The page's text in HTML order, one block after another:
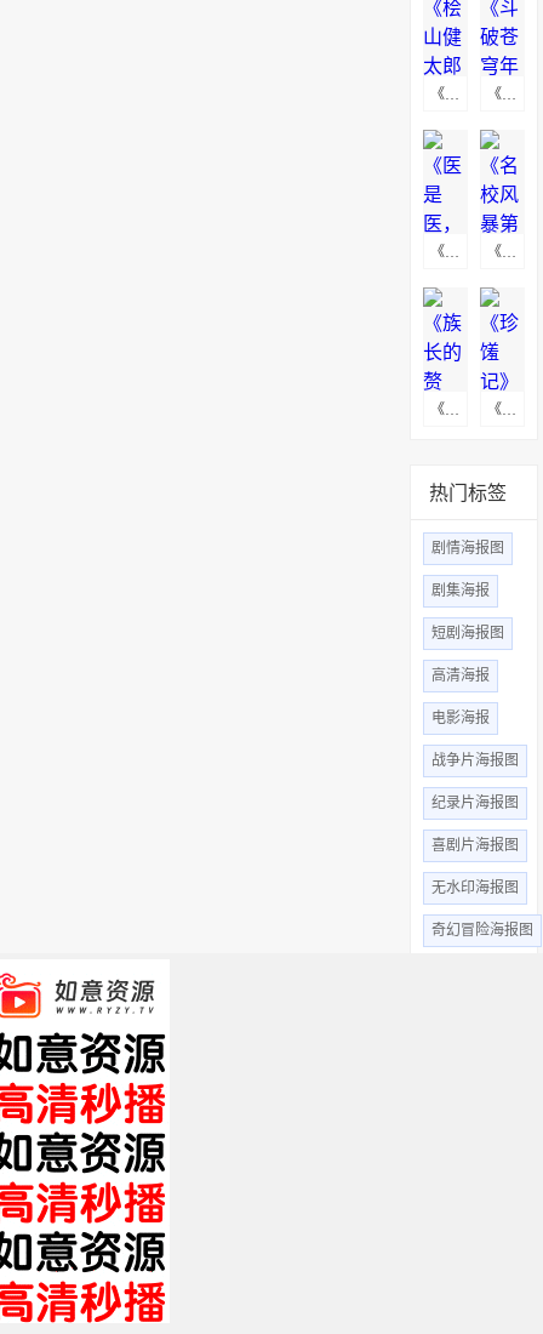
热门标签
剧情海报图
剧集海报
短剧海报图
高清海报
电影海报
战争片海报图
纪录片海报图
喜剧片海报图
无水印海报图
奇幻冒险海报图
关于我们 免责申明
Copyright © 2019 影视站长圈 www.yszzq.com 版权所有